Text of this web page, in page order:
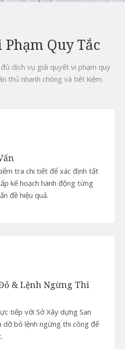
Quy Tắc
dịch vụ giải quyết vi phạm quy
thủ nhanh chóng và tiết kiệm.
tra chi tiết để xác định tất
kế hoạch hành động từng
đề hiệu quả.
& Lệnh Ngừng Thi
tiếp với Sở Xây dựng San
dỡ bỏ lệnh ngừng thi công để